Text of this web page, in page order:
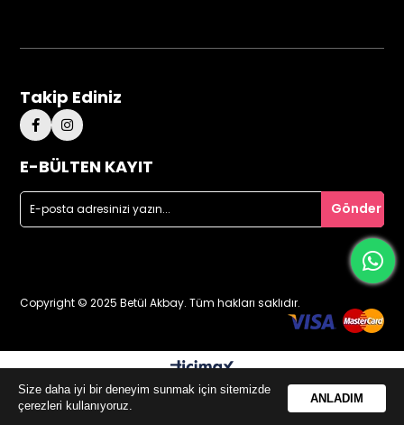
Takip Ediniz
E-BÜLTEN KAYIT
Gönder
Copyright © 2025 Betül Akbay. Tüm hakları saklıdır.
Size daha iyi bir deneyim sunmak için sitemizde
çerezleri kullanıyoruz.
ANLADIM
Anasayfa Favorilerim
0
Üye Girişi